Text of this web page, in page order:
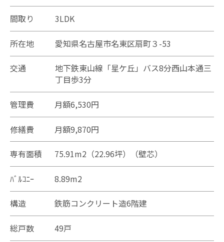
間取り 3LDK
所在地 愛知県名古屋市名東区扇町３-53
交通
地下鉄東山線「星ケ丘」バス8分西山本通三
丁目歩3分
管理費 月額6,530円
修繕費 月額9,870円
専有面積 75.91m2（22.96坪）（壁芯）
ﾊﾞﾙｺﾆｰ 8.89m2
構造 鉄筋コンクリート造6階建
総戸数 49戸